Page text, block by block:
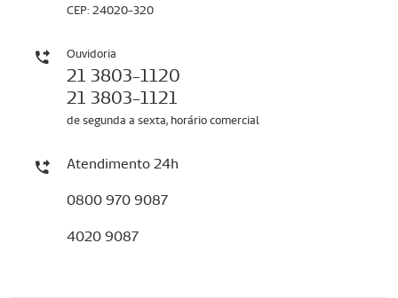
CEP: 24020-320
Ouvidoria
21 3803-1120
21 3803-1121
de segunda a sexta, horário comercial
Atendimento 24h
0800 970 9087
4020 9087